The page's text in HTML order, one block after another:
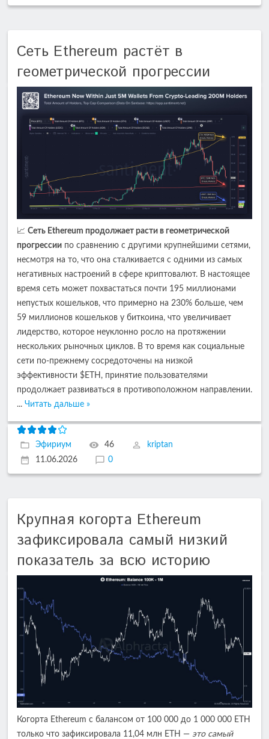
Сеть Ethereum растёт в
геометрической прогрессии
📈 Сеть Ethereum продолжает расти в геометрической
прогрессии по сравнению с другими крупнейшими сетями,
несмотря на то, что она сталкивается с одними из самых
негативных настроений в сфере криптовалют. В настоящее
время сеть может похвастаться почти 195 миллионами
непустых кошельков, что примерно на 230% больше, чем
59 миллионов кошельков у биткоина, что увеличивает
лидерство, которое неуклонно росло на протяжении
нескольких рыночных циклов. В то время как социальные
сети по-прежнему сосредоточены на низкой
эффективности $ETH, принятие пользователями
продолжает развиваться в противоположном направлении.
... Читать дальше »
Эфириум 46
kriptan
11.06.2026
0
Крупная когорта Ethereum
зафиксировала самый низкий
показатель за всю историю
Когорта Ethereum с балансом от 100 000 до 1 000 000 ETH
только что зафиксировала 11,04 млн ETH — это самый